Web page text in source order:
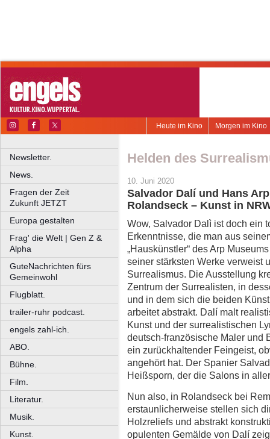
Morgen im Kino
Heute im Kino
Newsletter.
News.
Fragen der Zeit
Zukunft JETZT
Europa gestalten
Frag' die Welt | Gen Z &
Alpha
GuteNachrichten fürs
Gemeinwohl
Flugblatt.
trailer-ruhr podcast.
engels zahl-ich.
ABO.
Bühne.
Film.
Literatur.
Musik.
Kunst.
Helden des
10. Juni 2020
Salvador Dalí und Hans
Rolandseck – Kunst in
Wow, Salvador Dalì ist doch ein
Erkenntnisse, die man aus
„Hauskünstler“ des Arp
seiner stärksten Werke verweist
Surrealismus. Die Ausstellung
Zentrum der Surrealisten, in
und in dem sich die beiden
arbeitet abstrakt. Dalí malt
Kunst und der surrealistischen
deutsch-französische Maler und
ein zurückhaltender Feingeist,
angehört hat. Der Spanier
Heißsporn, der die Salons in
Nun also, in Rolandseck bei
erstaunlicherweise stellen sich
Holzreliefs und abstrakt
opulenten Gemälde von Dalí